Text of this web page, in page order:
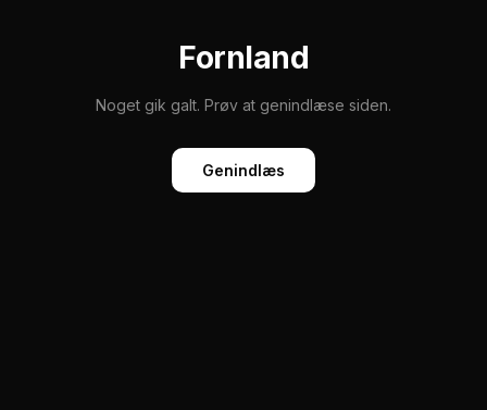
Fornland
Noget gik galt. Prøv at genindlæse siden.
Genindlæs